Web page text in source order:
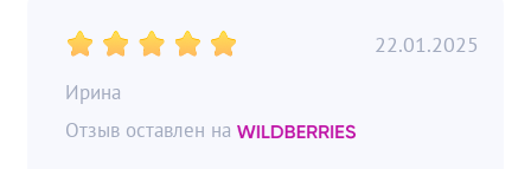
Ирина
22.01.2025